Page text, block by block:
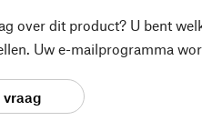
over dit product? U bent
Uw e-mailprogramma
vraag